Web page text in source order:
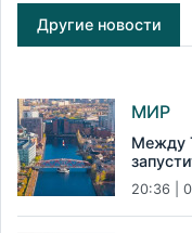
Другие новости
МИР
Между
20:36 |